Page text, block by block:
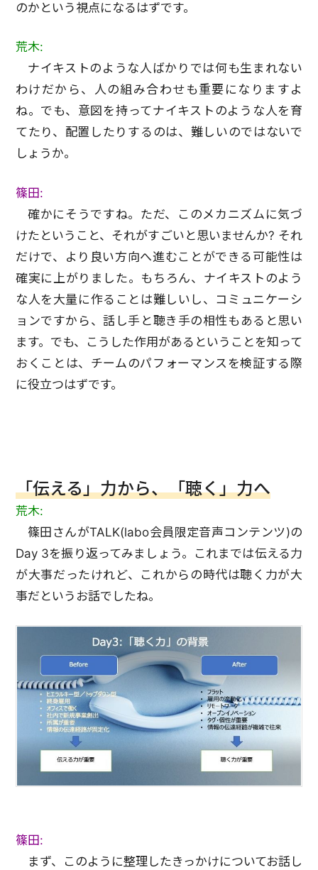
のかという視点になるはずです。
荒木:
ナイキストのような人ばかりでは何も生まれない
わけだから、人の組み合わせも重要になりますよ
ね。でも、意図を持ってナイキストのような人を育
てたり、配置したりするのは、難しいのではないで
しょうか。
篠田:
確かにそうですね。ただ、このメカニズムに気づ
けたということ、それがすごいと思いませんか? それ
だけで、より良い方向へ進むことができる可能性は
確実に上がりました。もちろん、ナイキストのよう
な人を大量に作ることは難しいし、コミュニケーシ
ョンですから、話し手と聴き手の相性もあると思い
ます。でも、こうした作用があるということを知って
おくことは、チームのパフォーマンスを検証する際
に役立つはずです。
「伝える」力から、「聴く」力へ
荒木:
篠田さんがTALK(labo会員限定音声コンテンツ)の
Day 3を振り返ってみましょう。これまでは伝える力
が大事だったけれど、これからの時代は聴く力が大
事だというお話でしたね。
篠田:
まず、このように整理したきっかけについてお話し